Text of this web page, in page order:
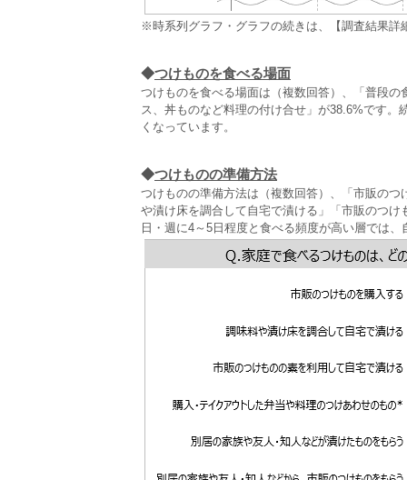
※時系列グラフ・グラフの続きは、【調査結果詳
◆つけものを食べる場面
つけものを食べる場面は（複数回答）、「普段
ス、丼ものなど料理の付け合せ」が38.6%です
くなっています。
◆つけものの準備方法
つけものの準備方法は（複数回答）、「市販の
や漬け床を調合して自宅で漬ける」「市販のつ
日・週に4～5日程度と食べる頻度が高い層では